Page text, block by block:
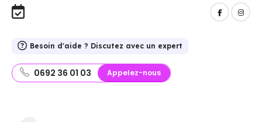
Besoin d'aide ? Discutez avec un expert
0692 36 01 03 Appelez-nous